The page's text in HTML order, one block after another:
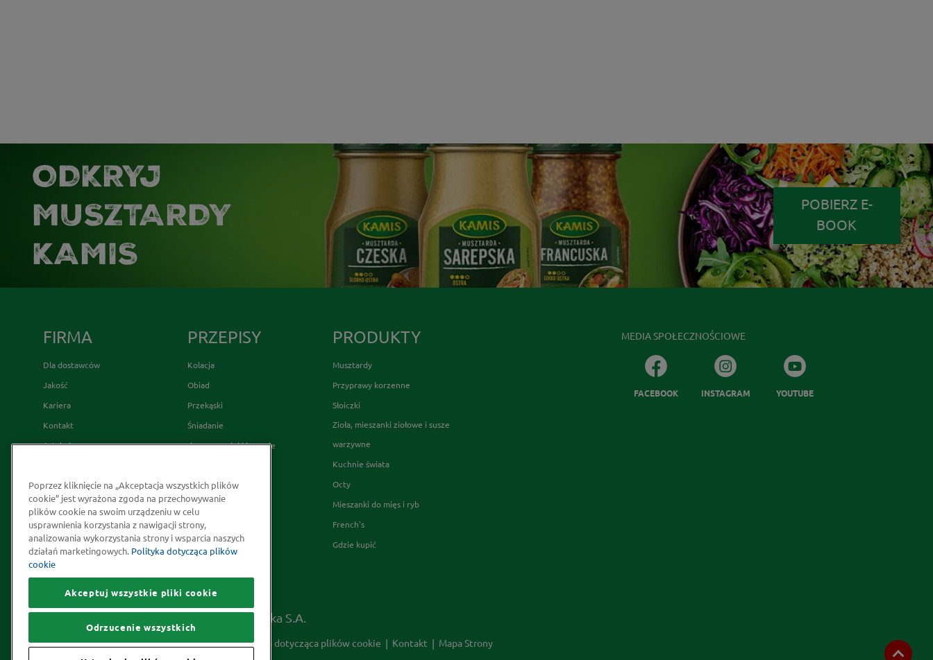
ODKRYJ
MUSZTARDY
KAMIS
POBIERZ E-
BOOK
FIRMA
Dla dostawców
Jakość
Kariera
Kontakt
Artykuły
Skąd bierzemy nasze przyprawy
Strategia Podatkowa
Społeczna odpowiedzialność
Kakao odpowiedzialnie
pozyskiwane
PRZEPISY
Kolacja
Obiad
Przekąski
Śniadanie
desery wypieki i napoje
PRODUKTY
Musztardy
Przyprawy korzenne
Słoiczki
Zioła, mieszanki ziołowe i susze
warzywne
Kuchnie świata
Octy
Mieszanki do mięs i ryb
French's
Gdzie kupić
MEDIA SPOŁECZNOŚCIOWE
FACEBOOK INSTAGRAM YOUTUBE
Prawa autorskie © 2026 McCormick Polska S.A.
Informacje na temat ochrony prywatności Polityka dotycząca plików cookie Kontakt Mapa Strony
Poprzez kliknięcie na „Akceptacja wszystkich plików
cookie” jest wyrażona zgoda na przechowywanie
plików cookie na swoim urządzeniu w celu
usprawnienia korzystania z nawigacji strony,
analizowania wykorzystania strony i wsparcia naszych
działań marketingowych. Polityka dotycząca plików
cookie
Akceptuj wszystkie pliki cookie
Odrzucenie wszystkich